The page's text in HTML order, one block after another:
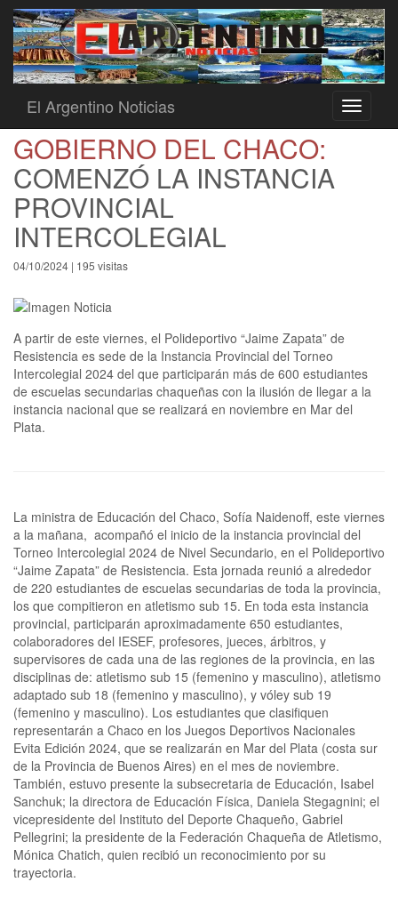
Toggle
El Argentino Noticias
GOBIERNO DEL CHACO:
COMENZÓ LA INSTANCIA
PROVINCIAL
INTERCOLEGIAL
04/10/2024 | 195 visitas
A partir de este viernes, el Polideportivo “Jaime Zapata” de
Resistencia es sede de la Instancia Provincial del Torneo
Intercolegial 2024 del que participarán más de 600 estudiantes
de escuelas secundarias chaqueñas con la ilusión de llegar a la
instancia nacional que se realizará en noviembre en Mar del
Plata.
La ministra de Educación del Chaco, Sofía Naidenoff, este viernes
a la mañana, acompañó el inicio de la instancia provincial del
Torneo Intercolegial 2024 de Nivel Secundario, en el Polideportivo
“Jaime Zapata” de Resistencia. Esta jornada reunió a alrededor
de 220 estudiantes de escuelas secundarias de toda la provincia,
los que compitieron en atletismo sub 15. En toda esta instancia
provincial, participarán aproximadamente 650 estudiantes,
colaboradores del IESEF, profesores, jueces, árbitros, y
supervisores de cada una de las regiones de la provincia, en las
disciplinas de: atletismo sub 15 (femenino y masculino), atletismo
adaptado sub 18 (femenino y masculino), y vóley sub 19
(femenino y masculino). Los estudiantes que clasifiquen
representarán a Chaco en los Juegos Deportivos Nacionales
Evita Edición 2024, que se realizarán en Mar del Plata (costa sur
de la Provincia de Buenos Aires) en el mes de noviembre.
También, estuvo presente la subsecretaria de Educación, Isabel
Sanchuk; la directora de Educación Física, Daniela Stegagnini; el
vicepresidente del Instituto del Deporte Chaqueño, Gabriel
Pellegrini; la presidente de la Federación Chaqueña de Atletismo,
Mónica Chatich, quien recibió un reconocimiento por su
trayectoria.